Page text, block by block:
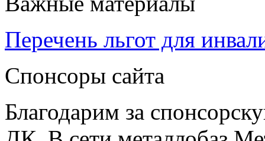
Перечень льгот для
Спонсоры сайта
Благодарим за